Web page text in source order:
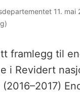
11.
framlegg til
i Revidert
(2016–2017)